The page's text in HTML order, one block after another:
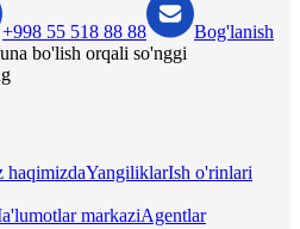
+998 55 518 88 88
Bog'lanish
bo'lish orqali so'nggi
haqimizdaYangiliklarIsh o'rinlari
markaziAgentlar